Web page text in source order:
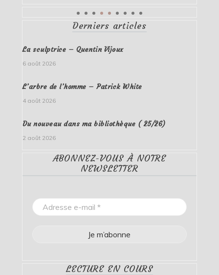
Derniers articles
La sculptrice – Quentin Vijoux
6 août 2026
L’arbre de l’homme – Patrick White
4 août 2026
Du nouveau dans ma bibliothèque ( 25/26)
2 août 2026
ABONNEZ-VOUS À NOTRE
NEWSLETTER
LECTURE EN COURS